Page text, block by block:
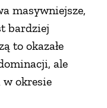
masywniejsze,
bardziej
to okazałe
ale
w okresie